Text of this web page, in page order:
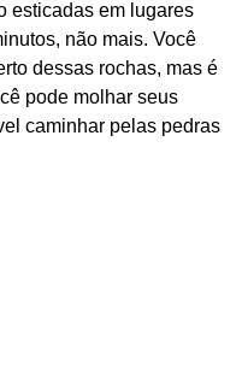
esticadas em lugares
não mais. Você
dessas rochas, mas é
pode molhar seus
caminhar pelas pedras